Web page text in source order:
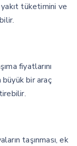
tüketimini ve
fiyatlarını
bir araç
taşınması, ek